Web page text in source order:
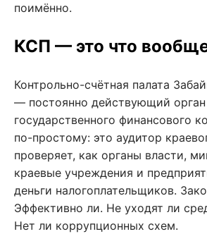
поимённо.
КСП — это что
Контрольно-счётная палата
— постоянно действующий орган
государственного финансового
по-простому: это аудитор
проверяет, как органы власти,
краевые учреждения и
деньги налогоплательщиков.
Эффективно ли. Не уходят ли
Нет ли коррупционных схем.